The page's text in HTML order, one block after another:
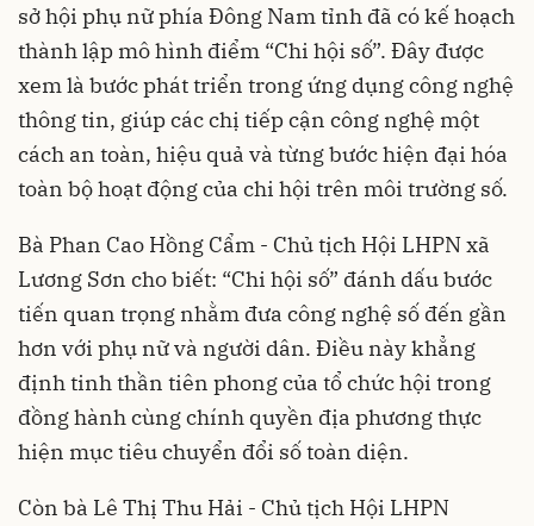
sở hội phụ nữ phía Đông Nam tỉnh đã có kế hoạch
thành lập mô hình điểm “Chi hội số”. Đây được
xem là bước phát triển trong ứng dụng công nghệ
thông tin, giúp các chị tiếp cận công nghệ một
cách an toàn, hiệu quả và từng bước hiện đại hóa
toàn bộ hoạt động của chi hội trên môi trường số.
Bà Phan Cao Hồng Cẩm - Chủ tịch Hội LHPN xã
Lương Sơn cho biết: “Chi hội số” đánh dấu bước
tiến quan trọng nhằm đưa công nghệ số đến gần
hơn với phụ nữ và người dân. Điều này khẳng
định tinh thần tiên phong của tổ chức hội trong
đồng hành cùng chính quyền địa phương thực
hiện mục tiêu chuyển đổi số toàn diện.
Còn bà Lê Thị Thu Hải - Chủ tịch Hội LHPN